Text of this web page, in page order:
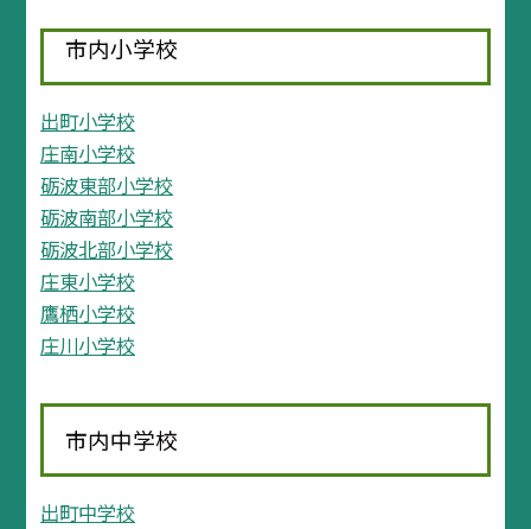
市内小学校
出町小学校
庄南小学校
砺波東部小学校
砺波南部小学校
砺波北部小学校
庄東小学校
鷹栖小学校
庄川小学校
市内中学校
出町中学校